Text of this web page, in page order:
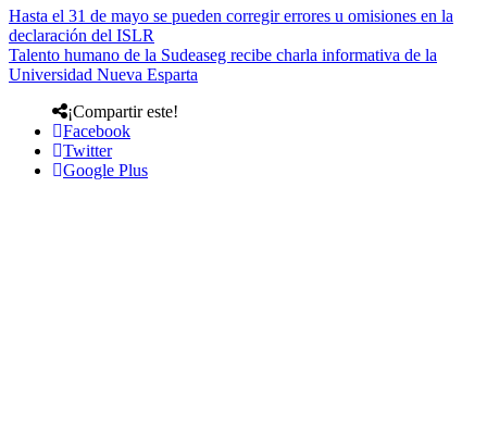
Hasta el 31 de mayo se pueden corregir errores u omisiones en la
declaración del ISLR
Talento humano de la Sudeaseg recibe charla informativa de la
Universidad Nueva Esparta
¡Compartir este!
Facebook
Twitter
Google Plus